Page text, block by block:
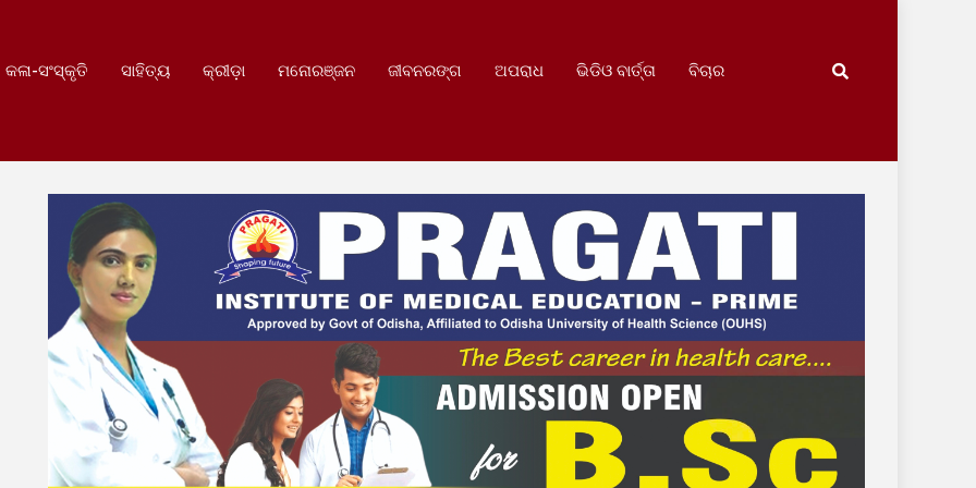
କଳା-ସଂସ୍କୃତି ସାହିତ୍ୟ କ୍ରୀଡ଼ା ମନୋରଞ୍ଜନ ଜୀବନରଙ୍ଗ ଅପରାଧ ଭିଡିଓ ବାର୍ତ୍ତା ବିଚାର